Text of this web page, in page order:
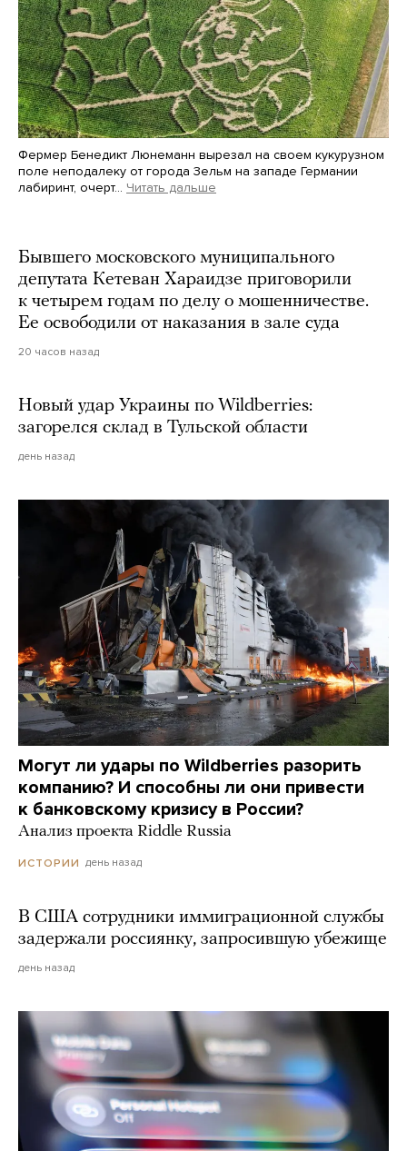
Фермер Бенедикт Люнеманн вырезал на своем кукурузном
поле неподалеку от города Зельм на западе Германии
лабиринт, очерт… Читать дальше
Бывшего московского муниципального
депутата Кетеван Хараидзе приговорили
к четырем годам по делу о мошенничестве.
Ее освободили от наказания в зале суда
20 часов назад
Новый удар Украины по Wildberries:
загорелся склад в Тульской области
день назад
Могут ли удары по Wildberries разорить
компанию? И способны ли они привести
к банковскому кризису в России?
Анализ проекта Riddle Russia
ИСТОРИИ день назад
В США сотрудники иммиграционной службы
задержали россиянку, запросившую убежище
день назад